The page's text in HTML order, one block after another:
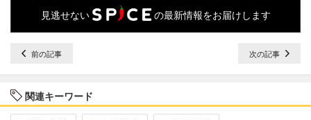
見逃せない の最新情報をお届けします
前の記事 次の記事
関連キーワード